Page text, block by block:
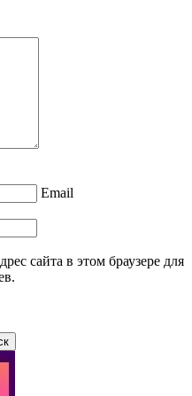
Email
сайта в этом браузере для